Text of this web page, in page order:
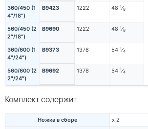
360/450 (1
4″/18″)
B9423 1222 48 1⁄8
560/450 (2
2″/18″)
B9690 1222 48 1⁄8
360/600 (1
4″/24″)
B9373 1378 54 1⁄4
560/600 (2
2″/24″)
B9692 1378 54 1⁄4
Комплект содержит
Ножка в сборе
x 2